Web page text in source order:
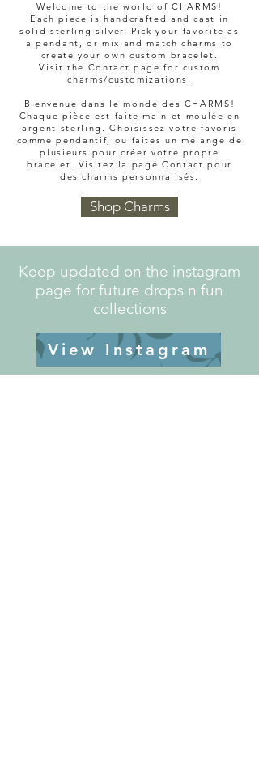
Welcome to the world of CHARMS!
Each piece is handcrafted and cast in
solid sterling silver. Pick your favorite as
a pendant, or mix and match charms to
create your own custom bracelet.
Visit the Contact page for custom
charms/customizations.
​Bienvenue dans le monde des CHARMS!
Chaque pièce est faite main et moulée en
argent sterling. Choisissez votre favoris
comme pendantif, ou faites un mélange de
plusieurs pour créer votre propre
bracelet. Visitez la page Contact pour
des charms personnalisés.
Shop Charms
Keep updated on the instagram
page for future drops n fun
collections
View Instagram